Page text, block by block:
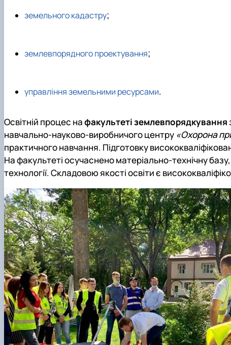
земельного кадастру;
землевпорядного проектування;
управління земельними ресурсами.
Освітній процес нафакультеті землевпорядкування
навчально-науково-виробничого центру «Охорона
практичного навчання. Підготовку
На факультеті осучаснено матеріально-технічну
технології. Складовою якості освіти є